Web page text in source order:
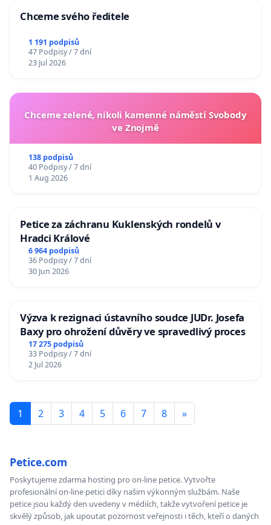
Chceme svého ředitele
1 191 podpisů
47 Podpisy / 7 dní
23 Jul 2026
Chceme zelené, nikoli kamenné náměstí Svobody
ve Znojmě
138 podpisů
40 Podpisy / 7 dní
1 Aug 2026
Petice za záchranu Kuklenských rondelů v
Hradci Králové
6 964 podpisů
36 Podpisy / 7 dní
30 Jun 2026
Výzva k rezignaci ústavního soudce JUDr. Josefa
Baxy pro ohrožení důvěry ve spravedlivý proces
17 275 podpisů
33 Podpisy / 7 dní
2 Jul 2026
1 2 3 4 5 6 7 8 »
Petice.com
Poskytujeme zdarma hosting pro on-line petice. Vytvořte
profesionální on-line petici díky našim výkonným službám. Naše
petice jsou každý den uvedeny v médiích, takže vytvoření petice je
skvělý způsob, jak upoutat pozornost veřejnosti i těch, kteří o daných